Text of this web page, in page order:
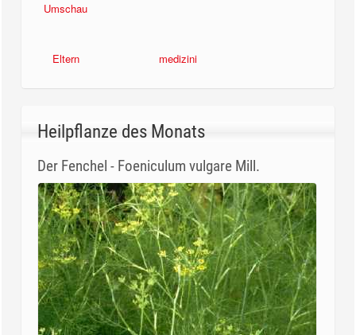
Umschau
Eltern medizini
Heilpflanze des Monats
Der Fenchel - Foeniculum vulgare Mill.